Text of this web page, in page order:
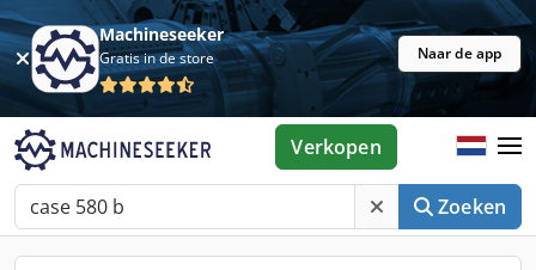
Machineseeker
Gratis in de store Naar de app
Zoeken
Verkopen